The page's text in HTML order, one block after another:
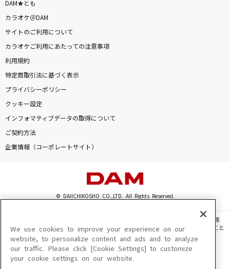
プラネタリウム
大塚 愛
会心の一撃
RADWIMPS
[生音]クリスマスソング
back number
もっと見る
DAMの新曲・ランキングなど
カラオケ最新情報をチェック！
DAM★とも
カラオケ＠DAM
サイトのご利用について
カラオケご利用にあたっての注意事項
利用規約
特定商取引法に基づく表示
プライバシーポリシー
クッキー設定
インフォマティブデータの取得について
ご契約方法
企業情報（コーポレートサイト）
© DAIICHIKOSHO CO.,LTD. All Rights Reserved.
このサイトに掲載されている一切の文章・画像・写真・動画・音声等を、手段や形態
を問わず、著作権法の定める範囲を超えて無断で複製、転載、ファイル化などすること
を禁じます。
楽曲及びコンテンツは、機種によりご利用いただけない場合があります。
楽曲及びコンテンツの配信日、配信内容が変更になる場合があります。
We use cookies to improve your experience on our
website, to personalize content and ads and to analyze
our traffic. Please click [Cookie Settings] to customize
your cookie settings on our website.